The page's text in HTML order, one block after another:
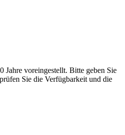
Jahre voreingestellt. Bitte geben Sie
Sie die Verfügbarkeit und die